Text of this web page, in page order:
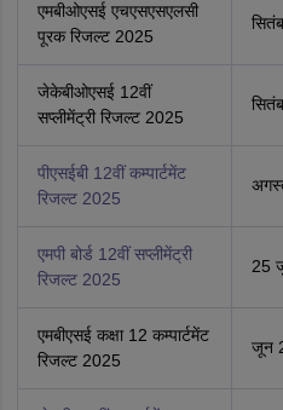
एमबीओएसई एचएसएसएलसी
पूरक रिजल्ट 2025
जेकेबीओएसई 12वीं
सप्लीमेंट्री रिजल्ट 2025
पीएसईबी 12वीं कम्पार्टमेंट
रिजल्ट 2025
एमपी बोर्ड 12वीं सप्लीमेंट्री
रिजल्ट 2025
25
एमबीएसई कक्षा 12 कम्पार्टमेंट
रिजल्ट 2025
जून